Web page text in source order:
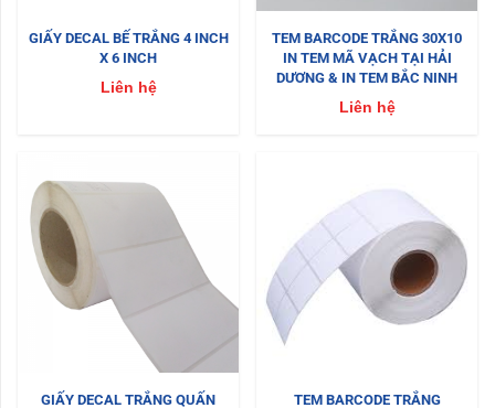
GIẤY DECAL BẾ TRẮNG 4 INCH
X 6 INCH
Liên hệ
TEM BARCODE TRẮNG 30X10
IN TEM MÃ VẠCH TẠI HẢI
DƯƠNG & IN TEM BẮC NINH
Liên hệ
GIẤY DECAL TRẮNG QUẤN
TEM BARCODE TRẮNG